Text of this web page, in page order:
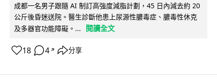
成都一名男子跟隨 AI 制訂高強度減脂計劃，45 日內減去約 20
公斤後昏迷送院。醫生診斷他患上尿源性膿毒症、膿毒性休克
及多器官功能障礙。...
閱讀全文
18 4 ↗ 分享